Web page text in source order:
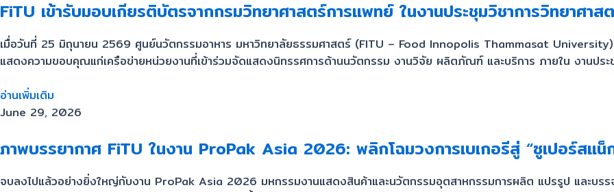
FiTU เข้ารับมอบเกียรติบัตรจากกรมวิทยาศาสตร์การแพทย์ ในงานประชุมวิชาการวิทยาศ
เมื่อวันที่ 25 มิถุนายน 2569 ศูนย์นวัตกรรมอาหาร มหาวิทยาลัยธรรมศาสตร์ (FITU – Food Innopolis Thammasat University)
แสดงความขอบคุณแก่เครือข่ายหน่วยงานที่เข้าร่วมจัดแสดงนิทรรศการด้านนวัตกรรม งานวิจัย ผลิตภัณฑ์ และบริการ ภายใน งานประ
อ่านเพิ่มเติม
June 29, 2026
ภาพบรรยากาศ FiTU ในงาน ProPak Asia 2026: พลิกโฉมวงการเบเกอรีสู่ “ซูเปอร์สแ
จบลงไปแล้วอย่างยิ่งใหญ่กับงาน ProPak Asia 2026 มหกรรมงานแสดงสินค้าและนวัตกรรมอุตสาหกรรมการผลิต แปรรูป และบ